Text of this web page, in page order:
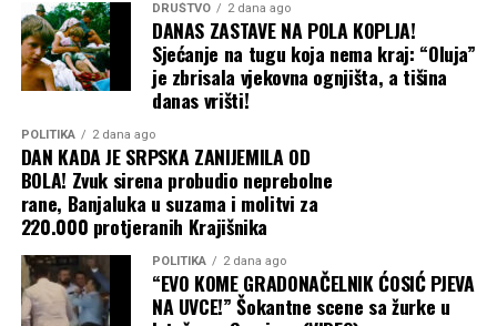
DRUŠTVO 2 dana ago
DANAS ZASTAVE NA POLA KOPLJA!
Sjećanje na tugu koja nema kraj: “Oluja”
je zbrisala vjekovna ognjišta, a tišina
danas vrišti!
POLITIKA 2 dana ago
DAN KADA JE SRPSKA ZANIJEMILA OD
BOLA! Zvuk sirena probudio neprebolne
rane, Banjaluka u suzama i molitvi za
220.000 protjeranih Krajišnika
POLITIKA 2 dana ago
“EVO KOME GRADONAČELNIK ĆOSIĆ PJEVA
NA UVCE!” Šokantne scene sa žurke u